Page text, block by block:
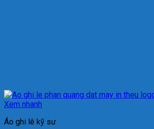
Xem nhanh
Áo ghi lê kỹ sư